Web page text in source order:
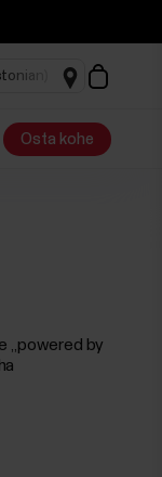
Osta kohe
„powered by